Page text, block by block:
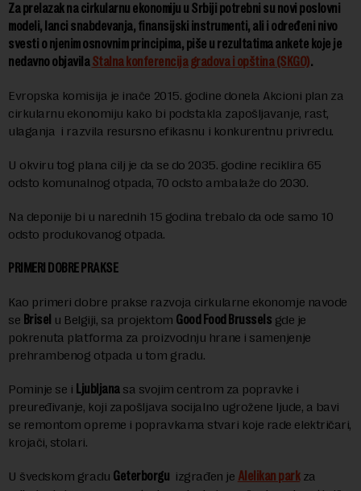
Za prelazak na cirkularnu ekonomiju u Srbiji potrebni su novi poslovni
modeli, lanci snabdevanja, finansijski instrumenti, ali i određeni nivo
svesti o njenim osnovnim principima, piše u rezultatima ankete koje je
nedavno objavilaStalna konferencija gradova i opština (SKGO).
Evropska komisija je inače 2015. godine donela Akcioni plan za
cirkularnu ekonomiju kako bi podstakla zapošljavanje, rast,
ulaganja i razvila resursno efikasnu i konkurentnu privredu.
U okviru tog plana cilj je da se do 2035. godine reciklira 65
odsto komunalnog otpada, 70 odsto ambalaže do 2030.
Na deponije bi u narednih 15 godina trebalo da ode samo 10
odsto produkovanog otpada.
PRIMERI DOBRE PRAKSE
Kao primeri dobre prakse razvoja cirkularne ekonomje navode
se Brisel u Belgiji, sa projektom Good Food Brussels gde je
pokrenuta platforma za proizvodnju hrane i samenjenje
prehrambenog otpada u tom gradu.
Pominje se i Ljubljanasa svojim centrom za popravke i
preuređivanje, koji zapošljava socijalno ugrožene ljude, a bavi
se remontom opreme i popravkama stvari koje rade električari,
krojači, stolari.
U švedskom gradu Geterborgu izgrađen je Alelikan parkza